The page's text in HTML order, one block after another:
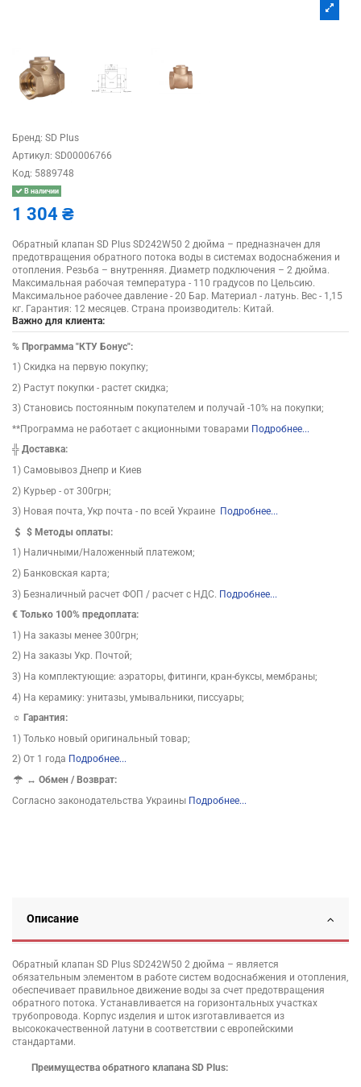
Бренд: SD Plus
Артикул: SD00006766
Код: 5889748
В наличии
1 304 ₴
Обратный клапан SD Plus SD242W50 2 дюйма – предназначен для
предотвращения обратного потока воды в системах водоснабжения и
отопления. Резьба – внутренняя. Диаметр подключения – 2 дюйма.
Максимальная рабочая температура - 110 градусов по Цельсию.
Максимальное рабочее давление - 20 Бар. Материал - латунь. Вес - 1,15
кг. Гарантия: 12 месяцев. Страна производитель: Китай.
Важно для клиента:
% Программа "КТУ Бонус":
1) Скидка на первую покупку;
2) Растут покупки - растет скидка;
3) Становись постоянным покупателем и получай -10% на покупки;
**Программа не работает с акционными товарами Подробнее...
╬ Доставка:
1) Самовывоз Днепр и Киев
2) Курьер - от 300грн;
3) Новая почта, Укр почта - по всей Украине Подробнее...
$Методы оплаты:
1) Наличными/Наложенный платежом;
2) Банковская карта;
3) Безналичный расчет ФОП / расчет с НДС. Подробнее...
€ Только 100% предоплата:
1) На заказы менее 300грн;
2) На заказы Укр. Почтой;
3) На комплектующие: аэраторы, фитинги, кран-буксы, мембраны;
4) На керамику: унитазы, умывальники, писсуары;
☼ Гарантия:
1) Только новый оригинальный товар;
2) От 1 года Подробнее...
↔Обмен / Возврат:
Согласно законодательства Украины Подробнее...
Описание
Обратный клапан SD Plus SD242W50 2 дюйма – является
обязательным элементом в работе систем водоснабжения и отопления,
обеспечивает правильное движение воды за счет предотвращения
обратного потока. Устанавливается на горизонтальных участках
трубопровода. Корпус изделия и шток изготавливается из
высококачественной латуни в соответствии с европейскими
стандартами.
Преимущества обратного клапана SD Plus: